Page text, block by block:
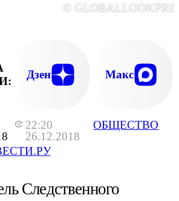
22:20
26.12.2018
ОБЩЕСТВО
©
Дзен Макс
Следственного